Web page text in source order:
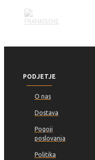
PODJETJE
O nas
Dostava
Pogoji
poslovanja
Politika